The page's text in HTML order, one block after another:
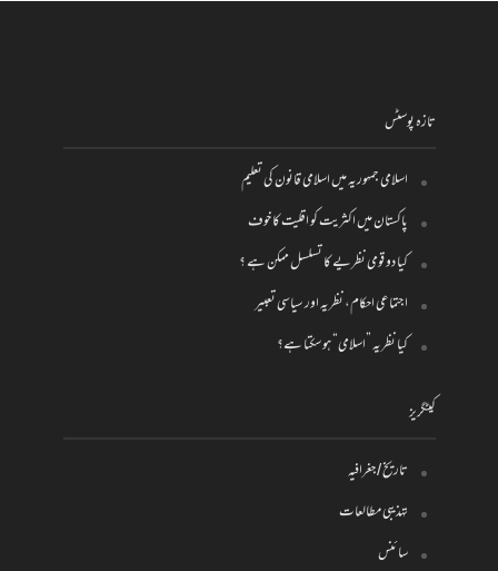
تازہ پوسٹس
اسلامی جمہوریہ میں اسلامی قانون کی تعلیم
پاکستان میں اکثریت کو اقلیت کا خوف
کیا دو قومی نظریے کا تسلسل ممکن ہے ؟
اجتماعی احکام، نظریہ اور سیاسی تعبیر
کیا نظریہ ”اسلامی“ ہو سکتا ہے؟
کیٹگریز
تاریخ / جغرافیہ
تہذیبی مطالعات
سائنس